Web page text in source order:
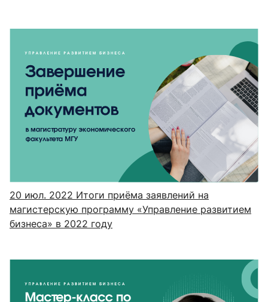
20 июл. 2022 Итоги приёма заявлений на
магистерскую программу «Управление развитием
бизнеса» в 2022 году